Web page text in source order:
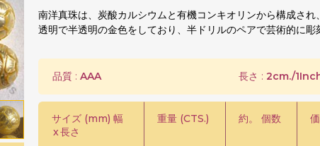
南洋真珠は、炭酸カルシウムと有機コンキオリンから構成さ
透明で半透明の金色をしており、半ドリルのペアで芸術的に彫
品質 : AAA 長さ : 2cm./
サイズ (mm) 幅
x長さ
重量 (CTS.) 約。 個数